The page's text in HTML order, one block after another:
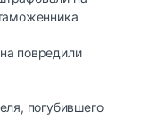
повредили
погубившего